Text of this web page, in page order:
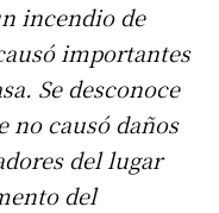
incendio de
importantes
Se desconoce
no causó daños
del lugar
del